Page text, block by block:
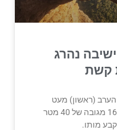
נהרג
קשת
הערב (ראשון) מעט
לאחר השעה 6, נפל בחור ישיבה בן 16 מגובה של 40 מטר
מותו.